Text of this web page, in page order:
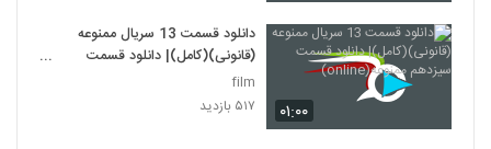
۰۱:۰۰
دانلود قسمت 13 سریال ممنوعه
(قانونی)(کامل)| دانلود قسمت
سیزدهم ممنوعه(online)
film
۵۱۷ بازدید